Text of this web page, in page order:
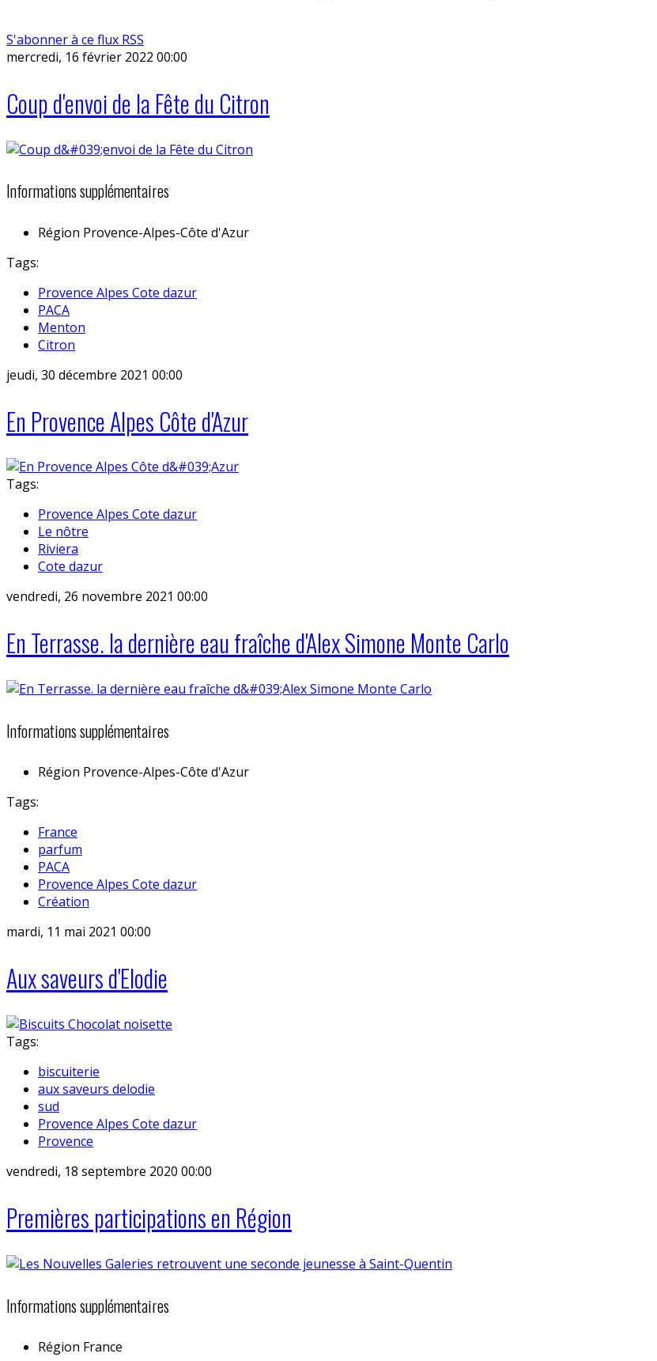
S'abonner à ce flux RSS
mercredi, 16 février 2022 00:00
Coup d'envoi de la Fête du Citron
Informations supplémentaires
Région Provence-Alpes-Côte d'Azur
Tags:
Provence Alpes Cote dazur
PACA
Menton
Citron
jeudi, 30 décembre 2021 00:00
En Provence Alpes Côte d'Azur
Tags:
Provence Alpes Cote dazur
Le nôtre
Riviera
Cote dazur
vendredi, 26 novembre 2021 00:00
En Terrasse. la dernière eau fraîche d'Alex Simone Monte Carlo
Informations supplémentaires
Région Provence-Alpes-Côte d'Azur
Tags:
France
parfum
PACA
Provence Alpes Cote dazur
Création
mardi, 11 mai 2021 00:00
Aux saveurs d'Elodie
Tags:
biscuiterie
aux saveurs delodie
sud
Provence Alpes Cote dazur
Provence
vendredi, 18 septembre 2020 00:00
Premières participations en Région
Informations supplémentaires
Région France